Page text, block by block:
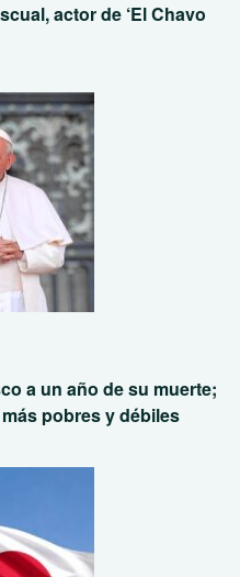
actor de ‘El Chavo
a un año de su muerte;
pobres y débiles